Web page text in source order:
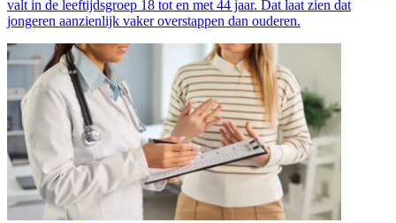
valt in de leeftijdsgroep 18 tot en met 44 jaar. Dat laat zien dat
jongeren aanzienlijk vaker overstappen dan ouderen.